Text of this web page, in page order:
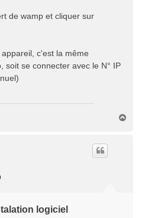
de wamp et cliquer sur
c'est la même
soit se connecter avec le N° IP
logiciel